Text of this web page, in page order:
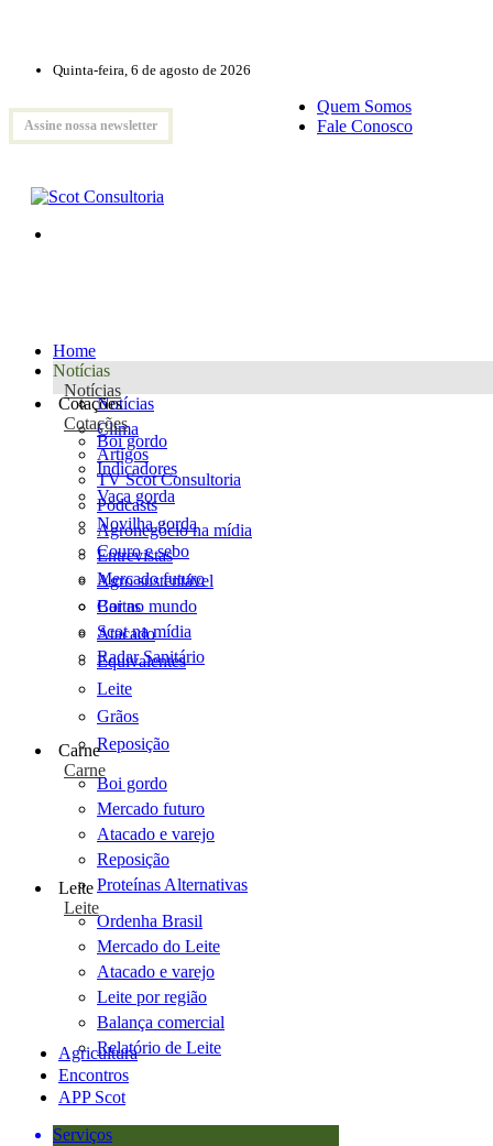
Quinta-feira, 6 de agosto de 2026
Assine nossa newsletter
Quem Somos
Fale Conosco
Home
Notícias
Notícias
Notícias
Clima
Artigos
TV Scot Consultoria
Podcasts
Agronegócio na mídia
Entrevistas
Agro sustentável
Cartas
Scot na mídia
Radar Sanitário
Cotações
Cotações
Boi gordo
Indicadores
Vaca gorda
Novilha gorda
Couro e sebo
Mercado futuro
Boi no mundo
Atacado
Equivalentes
Leite
Grãos
Reposição
Carne
Carne
Boi gordo
Mercado futuro
Atacado e varejo
Reposição
Proteínas Alternativas
Leite
Leite
Ordenha Brasil
Mercado do Leite
Atacado e varejo
Leite por região
Balança comercial
Relatório de Leite
Agricultura
Encontros
APP Scot
Serviços